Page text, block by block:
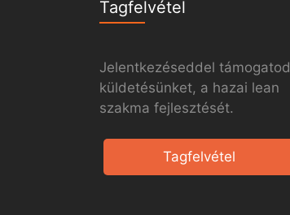
Tagfelvétel
Jelentkezéseddel támogatod
küldetésünket, a hazai lean
szakma fejlesztését.
Tagfelvétel